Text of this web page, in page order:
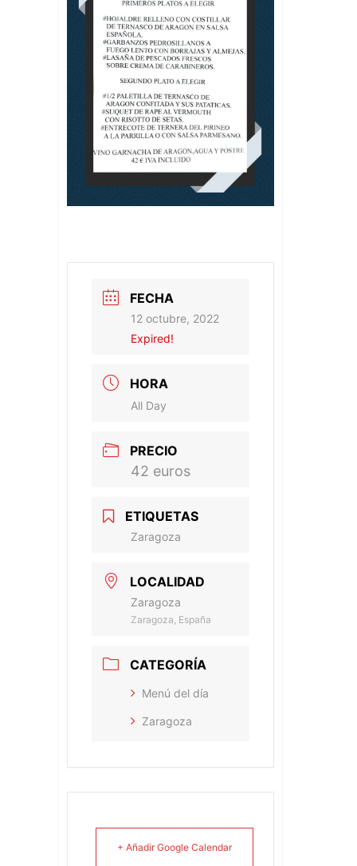
FECHA
12 octubre, 2022
Expired!
HORA
All Day
PRECIO
42 euros
ETIQUETAS
Zaragoza
LOCALIDAD
Zaragoza
Zaragoza, España
CATEGORÍA
Menú del día
Zaragoza
+ Añadir Google Calendar